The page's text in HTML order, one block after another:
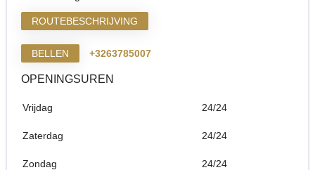
ROUTEBESCHRIJVING
BELLEN +3263785007
OPENINGSUREN
Vrijdag 24/24
Zaterdag 24/24
Zondag 24/24